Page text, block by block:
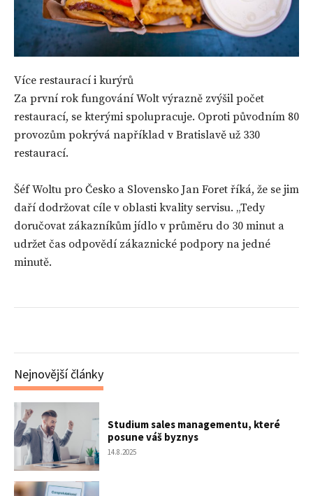
Více restaurací i kurýrů
Za první rok fungování Wolt výrazně zvýšil počet
restaurací, se kterými spolupracuje. Oproti původním 80
provozům pokrývá například v Bratislavě už 330
restaurací.
Šéf Woltu pro Česko a Slovensko Jan Foret říká, že se jim
daří dodržovat cíle v oblasti kvality servisu. „Tedy
doručovat zákazníkům jídlo v průměru do 30 minut a
udržet čas odpovědí zákaznické podpory na jedné
minutě.
Nejnovější články
Studium sales managementu, které
posune váš byznys
14.8.2025